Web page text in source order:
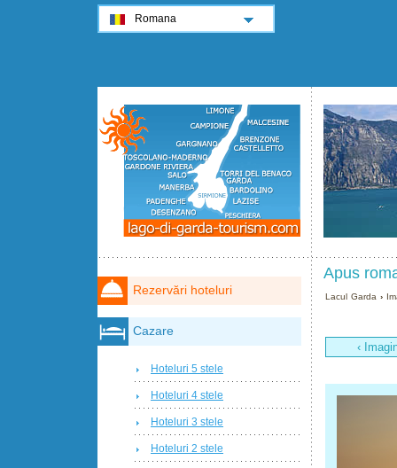
Apus
Lacul Garda ›
‹
Rezervări hoteluri
Cazare
Hoteluri 5 stele
Hoteluri 4 stele
Hoteluri 3 stele
Hoteluri 2 stele
Romana